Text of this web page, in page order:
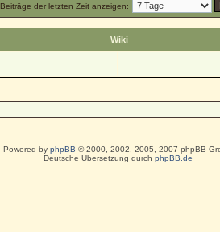
Beiträge der letzten Zeit anzeigen:
Wiki
Powered by phpBB © 2000, 2002, 2005, 2007 phpBB
Deutsche Übersetzung durch phpBB.de